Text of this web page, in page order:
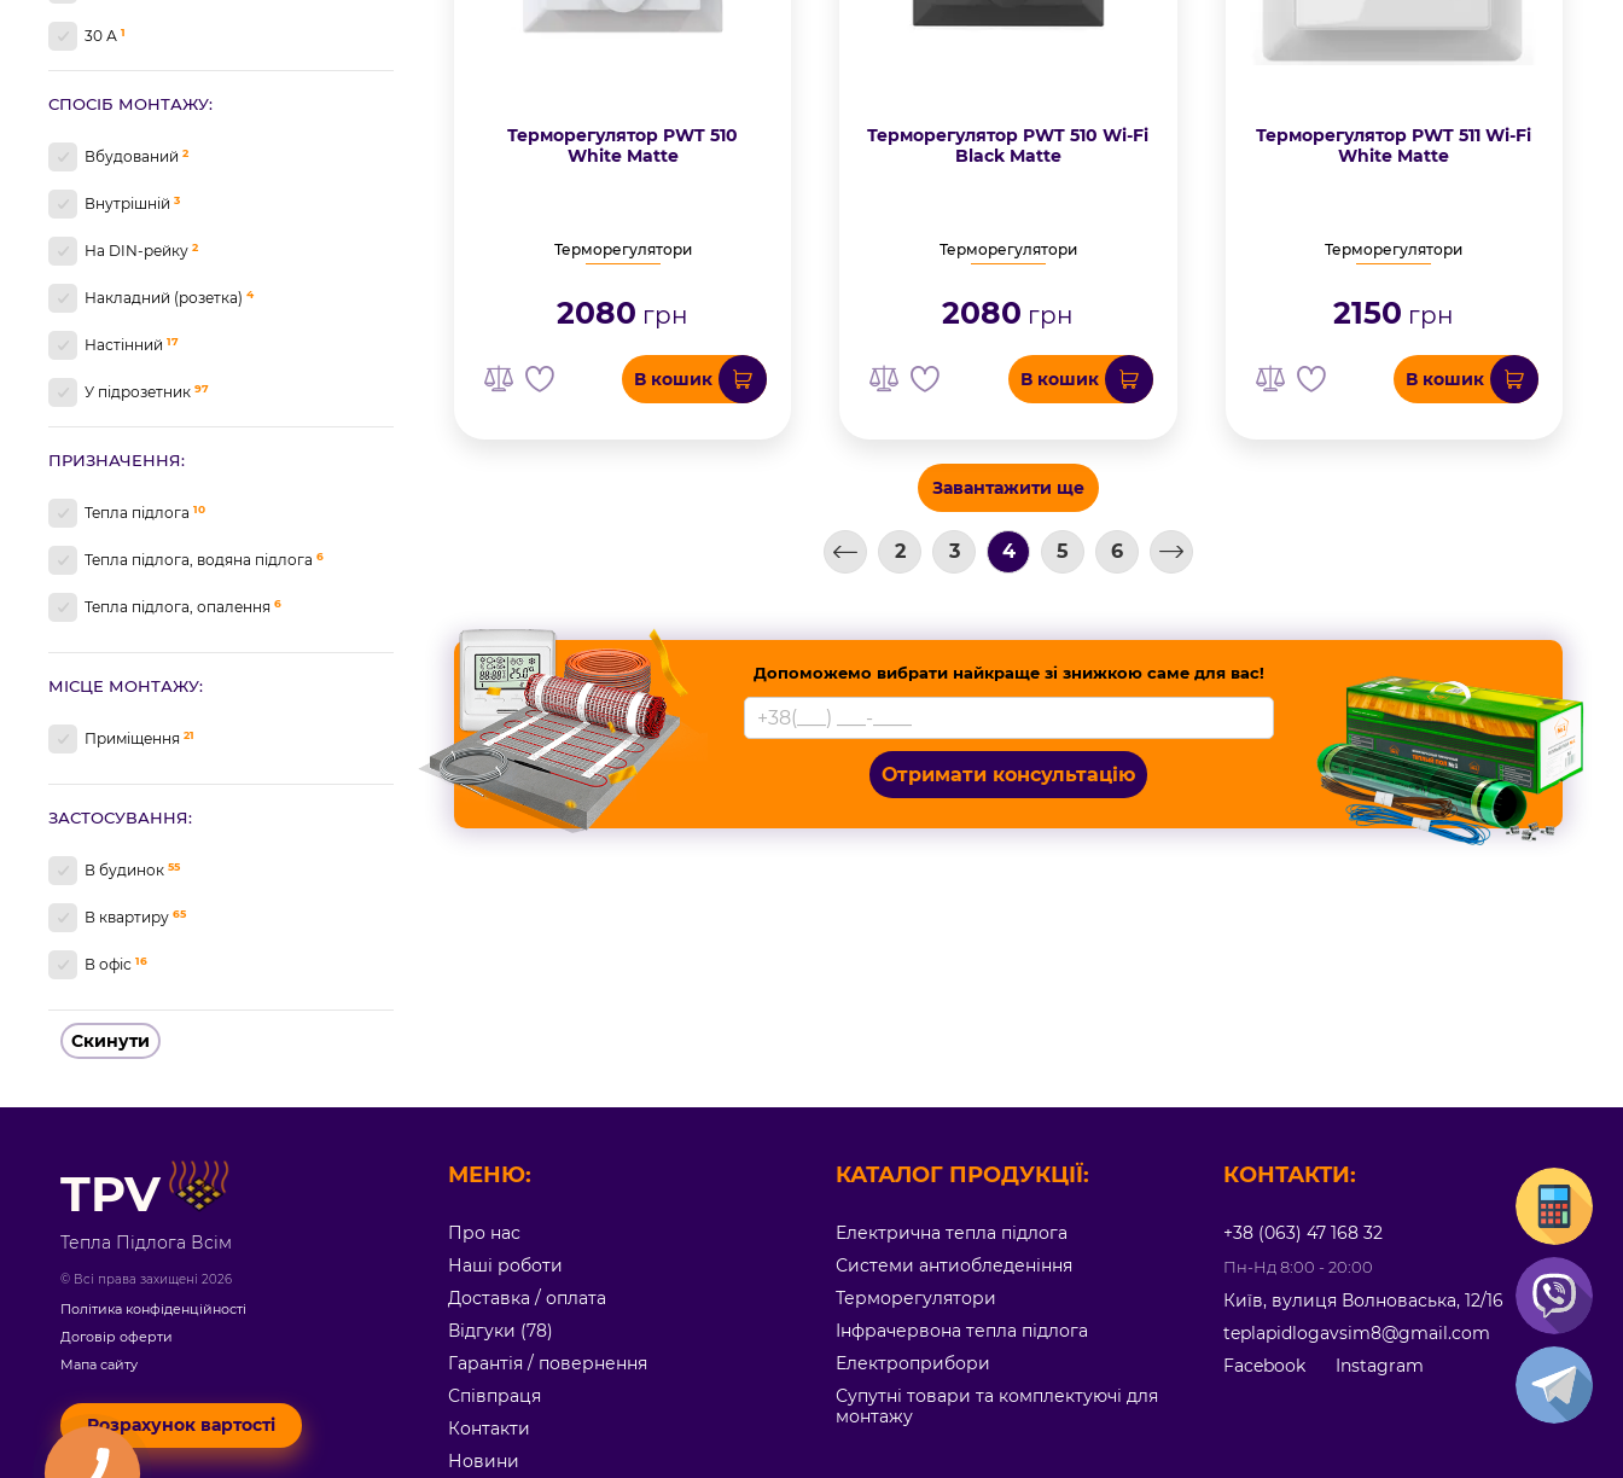
30 А 1
СПОСІБ МОНТАЖУ:
Вбудований 2
Внутрішній 3
На DIN-рейку 2
Накладний (розетка) 4
Настінний 17
У підрозетник 97
ПРИЗНАЧЕННЯ:
Тепла підлога 10
Тепла підлога, водяна підлога 6
Тепла підлога, опалення 6
МІСЦЕ МОНТАЖУ:
Приміщення 21
ЗАСТОСУВАННЯ:
В будинок 55
В квартиру 65
В офіс 16
Скинути
Терморегулятор PWT 510
White Matte
Терморегулятори
2080 грн
В кошик
Терморегулятор PWT 510 Wi-Fi
Black Matte
Терморегулятори
2080 грн
В кошик
Терморегулятор PWT 511 Wi-Fi
White Matte
Терморегулятори
2150 грн
В кошик
Завантажити ще
2 3 4 5 6
Допоможемо вибрати найкраще зі знижкою саме для вас!
Отримати консультацію
TPV
Тепла Підлога Всім
© Всі права захищені 2026
Політика конфіденційності
Договір оферти
Мапа сайту
Розрахунок вартості
МЕНЮ:
Про нас
Наші роботи
Доставка / оплата
Відгуки (78)
Гарантія / повернення
Співпраця
Контакти
Новини
КАТАЛОГ ПРОДУКЦІЇ:
Електрична тепла підлога
Системи антиобледеніння
Терморегулятори
Інфрачервона тепла підлога
Електроприбори
Супутні товари та комплектуючі для
монтажу
КОНТАКТИ:
+38 (063) 47 168 32
Пн-Нд 8:00 - 20:00
Київ, вулиця Волноваська, 12/16
teplapidlogavsim8@gmail.com
Facebook
Instagram